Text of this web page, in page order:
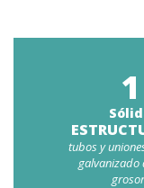
1
tubos y
galvanizado